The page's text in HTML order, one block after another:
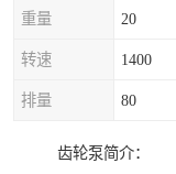
重量 20
转速 1400
排量 80
齿轮泵简介：